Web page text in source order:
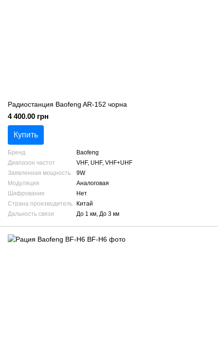
Радиостанция Baofeng AR-152 чорна
4 400.00 грн
Купить
Бренд
Baofeng
Диапазон частот
VHF, UHF, VHF+UHF
Заявленная мощность
9W
Модуляция
Аналоговая
Шифрование
Нет
Страна производитель
Китай
Дальность связи
До 1 км, До 3 км